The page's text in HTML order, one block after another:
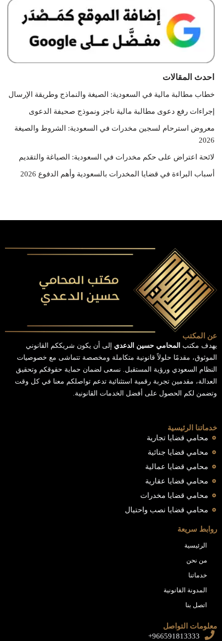
احدث المقالات
خطاب مطالبة مالية في السعودية: الصيغة والنماذج وطريقة الإرسال
إجراءات رفع دعوى مطالبة مالية ناجز ونموذج صحيفة الدعوى
معروض استرحام لسجين مخدرات في السعودية: الشروط والصيغة
2026
لائحة اعتراض على حكم مخدرات في السعودية: الصياغة والتقديم
أسباب البراءة في قضايا المخدرات بالسعودية وأهم الدفوع 2026
عن المكتب
يهدف مكتب المحامي حسين الدعدي إلى أن يكون شريككم القانوني
الموثوق، مقدمًا حلولاً قانونية متكاملة ومخصصة تتماشى مع خصوصيات
النظام السعودي ورؤية المستقبل. نسعى لضمان حماية حقوقكم وتحقيق
العدالة، مقدمين تجربة رقمية استثنائية تدعم تواصلكم معنا في كل وقت
وتضمن لكم الحصول على أفضل الخدمات القانونية.
خدماتنا الرئيسية
محامي قضايا تجارية
محامي قضايا جنائية
محامي قضايا عمالية
محامي قضايا عقارية
محامي قضايا مخدرات
محامي قضايا نصب واحتيال
روابط سريعة
الرئيسية
من نحن
خدماتنا
المدونة القانونية
اتصل بنا
معلومات التواصل
966591813333+